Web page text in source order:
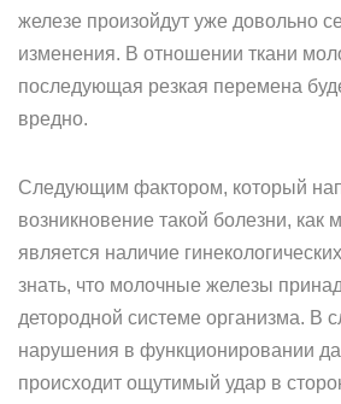
железе произойдут уже довольно
изменения. В отношении ткани
последующая резкая перемена
вредно.
Следующим фактором, который
возникновение такой болезни, как
является наличие
знать, что молочные железы
детородной системе организма. В
нарушения в функционировании
происходит ощутимый удар в